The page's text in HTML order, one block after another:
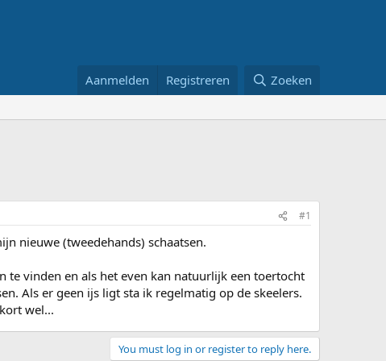
Aanmelden Registreren Zoeken
#1
nieuwe (tweedehands) schaatsen.
te vinden en als het even kan natuurlijk een toertocht
Als er geen ijs ligt sta ik regelmatig op de skeelers.
wel...
You must log in or register to reply here.